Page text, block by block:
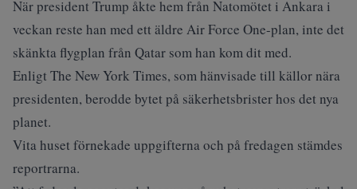
När president Trump åkte hem från Natomötet i Ankara i
veckan reste han med ett äldre Air Force One-plan, inte det
skänkta flygplan från Qatar som han kom dit med.
Enligt The New York Times, som hänvisade till källor nära
presidenten, berodde bytet på säkerhetsbrister hos det nya
planet.
Vita huset förnekade uppgifterna och på fredagen stämdes
reportrarna.